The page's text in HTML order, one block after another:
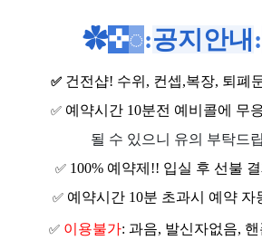
✿✜◌:공지안내 :
✅ 건전샵! 수위, 컨셉,복장, 퇴폐
✅ 예약시간 10분전 예비콜에 무
될 수 있으니 유의 부탁드
✅ 100% 예약제!! 입실 후 선불
✅ 예약시간 10분 초과시 예약 자
✅ 이용불가: 과음, 발신자없음,